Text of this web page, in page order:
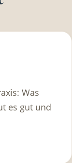
und danach
hast eine
bei
viele
einen
Was
es gut und